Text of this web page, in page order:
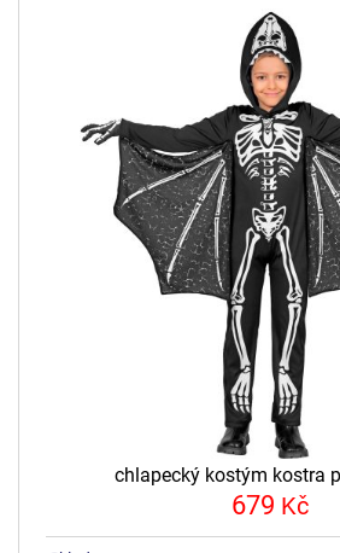
chlapecký kostým kostra
679 Kč